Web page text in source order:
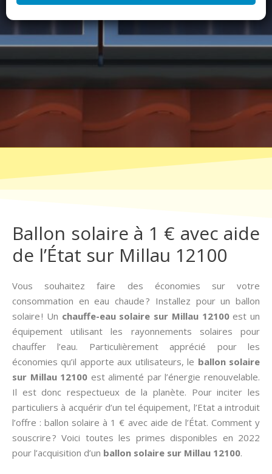
Ballon solaire à 1 € avec aide
de l’État sur Millau 12100
Vous souhaitez faire des économies sur votre
consommation en eau chaude ? Installez pour un ballon
solaire ! Un chauffe-eau solaire sur Millau 12100est un
équipement utilisant les rayonnements solaires pour
chauffer l’eau. Particulièrement apprécié pour les
économies qu’il apporte aux utilisateurs, le ballon solaire
sur Millau 12100 est alimenté par l’énergie renouvelable.
Il est donc respectueux de la planète. Pour inciter les
particuliers à acquérir d’un tel équipement, l’Etat a introduit
l’offre : ballon solaire à 1 € avec aide de l’État. Comment y
souscrire ? Voici toutes les primes disponibles en 2022
pour l’acquisition d’un ballon solaire sur Millau 12100.